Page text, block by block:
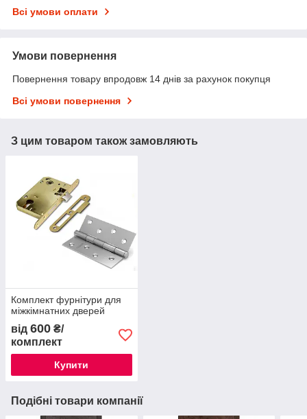
Всі умови оплати
Умови повернення
Повернення товару впродовж 14 днів за рахунок покупця
Всі умови повернення
З цим товаром також замовляють
Комплект фурнітури для
міжкімнатних дверей
від 600 ₴/
комплект
Купити
Подібні товари компанії